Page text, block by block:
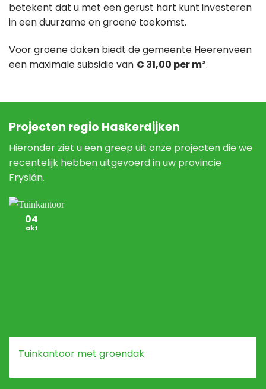
betekent dat u met een gerust hart kunt investeren
in een duurzame en groene toekomst.
Voor groene daken biedt de gemeente Heerenveen
een maximale subsidie van € 31,00 per m².
Projecten regio Haskerdijken
Hieronder ziet u een greep uit onze projecten die we
recentelijk hebben uitgevoerd in uw provincie
Fryslân.
Tuinkantoor met groendak
04
okt